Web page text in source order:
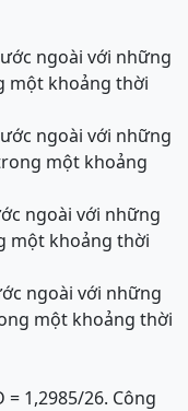
ngoài với những
một khoảng thời
ngoài với những
một khoảng
ngoài với những
một khoảng thời
ngoài với những
một khoảng thời
1,2985/26. Công